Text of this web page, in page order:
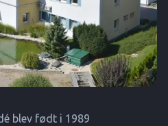
blev født i 1989